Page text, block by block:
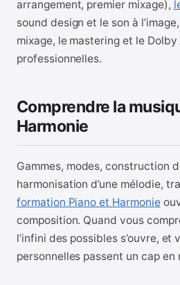
arrangement, premier mixage),
sound design et le son à
mixage, le mastering et le Dolby
professionnelles.
Comprendre la
Harmonie
Gammes, modes, construction
harmonisation d’une mélodie,
formation Piano et Harmonie
composition. Quand vous
l’infini des possibles s’ouvre, et
personnelles passent un cap